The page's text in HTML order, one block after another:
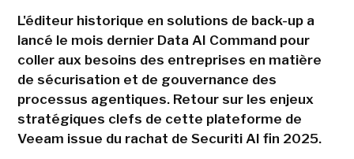
L'éditeur historique en solutions de back-up a
lancé le mois dernier Data AI Command pour
coller aux besoins des entreprises en matière
de sécurisation et de gouvernance des
processus agentiques. Retour sur les enjeux
stratégiques clefs de cette plateforme de
Veeam issue du rachat de Securiti AI fin 2025.